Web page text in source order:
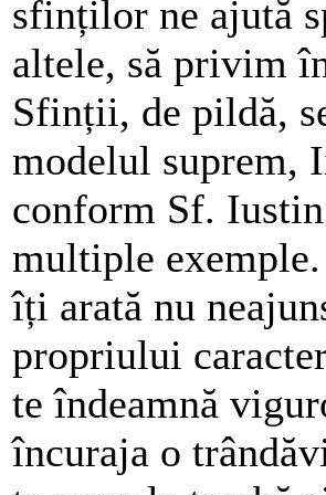
sfinților ne ajută
altele, să privim
Sfinții, de pildă,
modelul suprem,
conform Sf.
multiple
îți arată nu
propriului
te îndeamnă
încuraja o